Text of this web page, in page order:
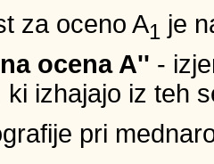
za oceno A1 je
ocena A'' -
izhajajo iz teh
pri